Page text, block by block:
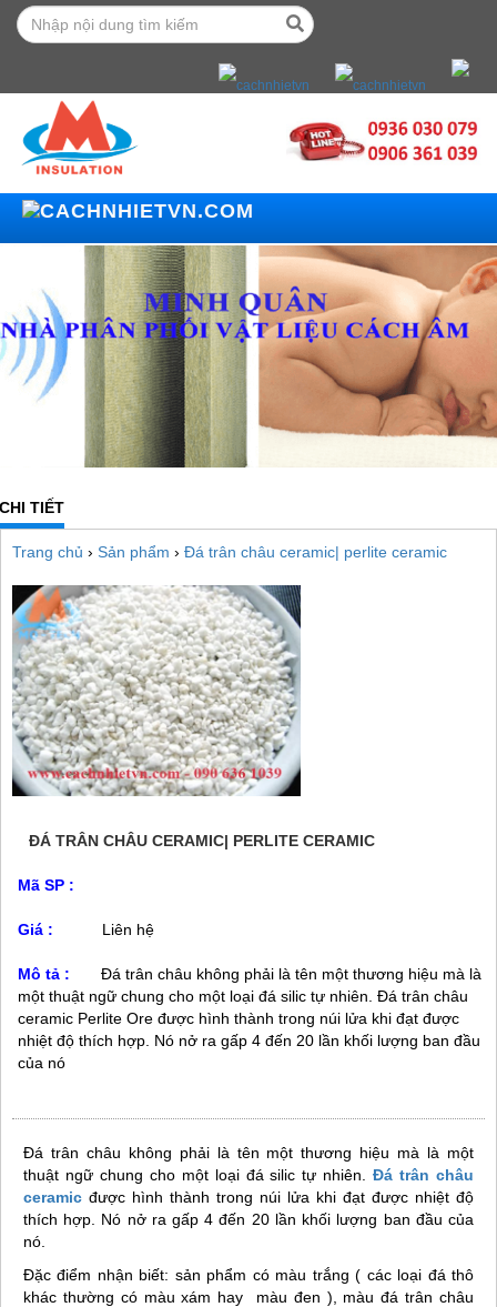
CHI TIẾT
Trang chủ › Sản phẩm › Đá trân châu ceramic| perlite ceramic
ĐÁ TRÂN CHÂU CERAMIC| PERLITE CERAMIC
Mã SP :
Giá : Liên hệ
Mô tả :
Đá trân châu không phải là tên một thương hiệu mà là
một thuật ngữ chung cho một loại đá silic tự nhiên. Đá trân châu
ceramic Perlite Ore được hình thành trong núi lửa khi đạt được
nhiệt độ thích hợp. Nó nở ra gấp 4 đến 20 lần khối lượng ban đầu
của nó
Đá trân châu không phải là tên một thương hiệu mà là một
thuật ngữ chung cho một loại đá silic tự nhiên.Đá trân châu
ceramic được hình thành trong núi lửa khi đạt được nhiệt độ
thích hợp. Nó nở ra gấp 4 đến 20 lần khối lượng ban đầu của
nó.
Đặc điểm nhận biết: sản phẩm có màu trắng ( các loại đá thô
khác thường có màu xám hay màu đen ), màu đá trân châu